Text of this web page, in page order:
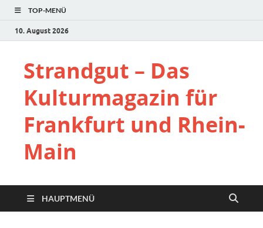
TOP-MENÜ
10. August 2026
Strandgut – Das
Kulturmagazin für
Frankfurt und Rhein-
Main
HAUPTMENÜ